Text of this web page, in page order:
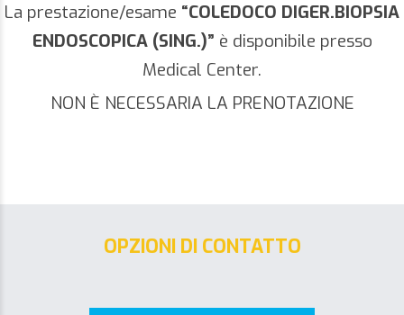
La prestazione/esame “COLEDOCO DIGER.BIOPSIA
ENDOSCOPICA (SING.)” è disponibile presso
Medical Center.
NON È NECESSARIA LA PRENOTAZIONE
OPZIONI DI CONTATTO